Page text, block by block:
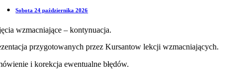
Sobota 24 października 2026
wzmacniające – kontynuacja.
przygotowanych przez Kursantow lekcji wzmacniających.
i korekcja ewentualne błędów.